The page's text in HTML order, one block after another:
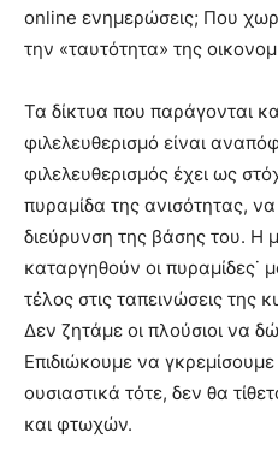
online ενημερώσεις; Που
την «ταυτότητα» της
Τα δίκτυα που παράγονται
φιλελευθερισμό είναι
φιλελευθερισμός έχει ως
πυραμίδα της ανισότητας,
διεύρυνση της βάσης του. Η
καταργηθούν οι πυραμίδες˙
τέλος στις ταπεινώσεις της
Δεν ζητάμε οι πλούσιοι να
Επιδιώκουμε να γκρεμίσουμε
ουσιαστικά τότε, δεν θα
και φτωχών.